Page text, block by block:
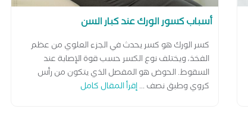
أسباب كسور الورك عند كبار السن
كسر الورك هو كسر يحدث في الجزء العلوي من عظم
الفخذ، ويختلف نوع الكسر حسب قوة الإصابة عند
السقوط. الحوض هو المفصل الذي يتكون من رأس
كروي وطبق نصف ...إقرأ المقال كامل